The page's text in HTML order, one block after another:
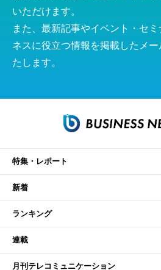
いただけます。
また、最新記事やイベント・セ
ネスに役立つ情報を掲載したメ
たします。
特集・レポート
新着
ランキング
連載
月刊テレコミュニケーション